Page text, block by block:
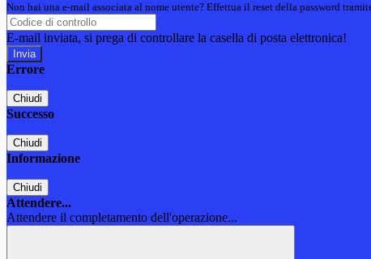
Non hai una e-mail associata al nome utente? Effettua il reset della password
E-mail inviata, si prega di controllare la casella di posta elettronica!
Errore
Chiudi
Successo
Chiudi
Informazione
Chiudi
Attendere...
Attendere il completamento dell'operazione...